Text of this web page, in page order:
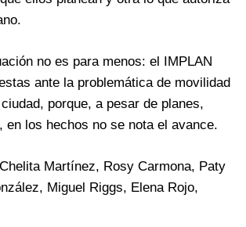
no es para menos: el IMPLAN
ante la problemática de movilidad
porque, a pesar de planes,
en los hechos no se nota el avance.
Martínez, Rosy Carmona, Paty
Miguel Riggs, Elena Rojo,